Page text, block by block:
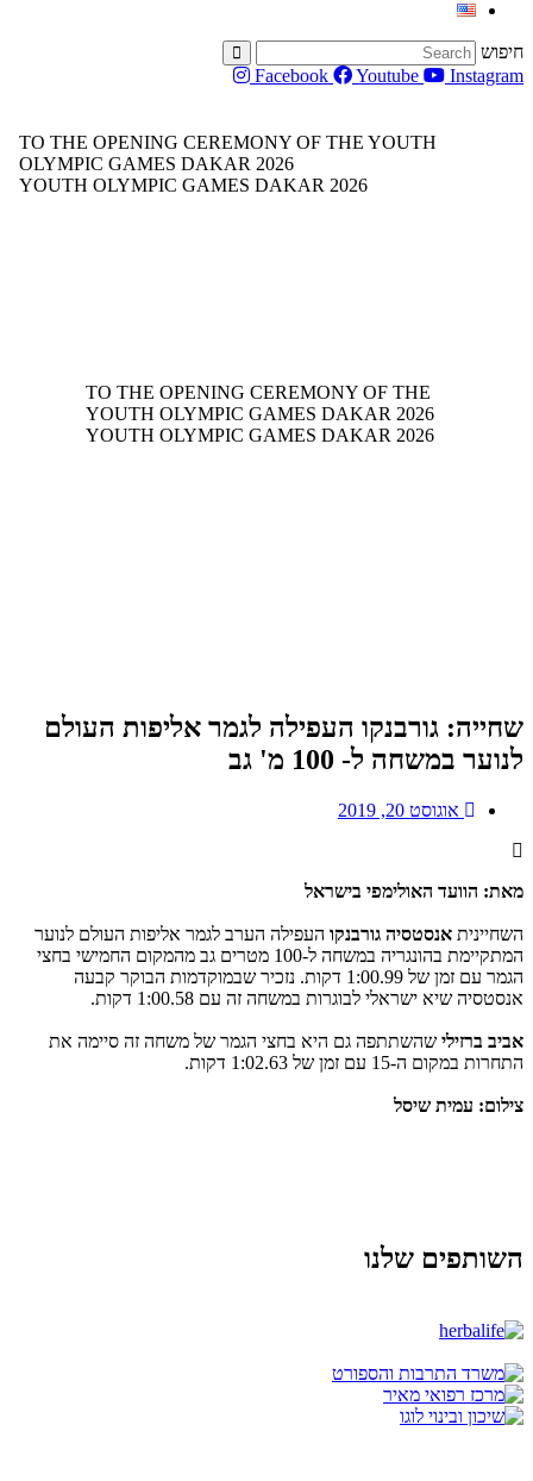
חיפוש
Facebook
Youtube Instagram
שחייה: גורבנקו העפילה לגמר אליפות העולם
לנוער במשחה ל- 100 מ' גב
אוגוסט 20, 2019
מאת: הוועד האולימפי בישראל
השחיינית אנסטסיה גורבנקו העפילה הערב לגמר אליפות העולם לנוער
המתקיימת בהונגריה במשחה ל-100 מטרים גב מהמקום החמישי בחצי
הגמר עם זמן של 1:00.99 דקות. נזכיר שבמוקדמות הבוקר קבעה
אנסטסיה שיא ישראלי לבוגרות במשחה זה עם 1:00.58 דקות.
אביב ברזילי שהשתתפה גם היא בחצי הגמר של משחה זה סיימה את
התחרות במקום ה-15 עם זמן של 1:02.63 דקות.
צילום: עמית שיסל
השותפים שלנו